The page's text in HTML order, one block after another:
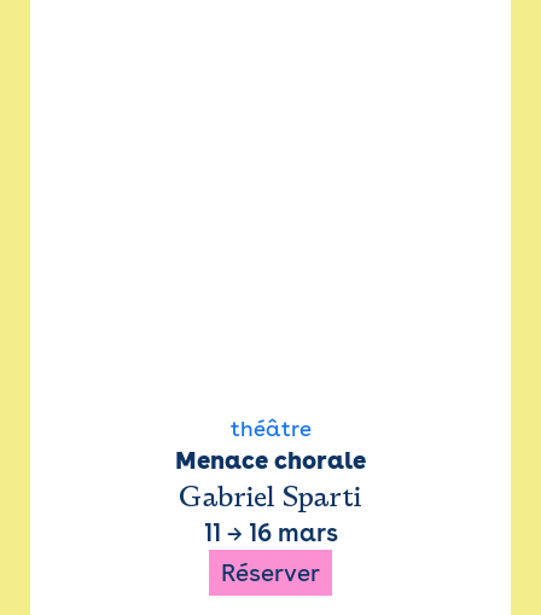
théâtre
Menace chorale
Gabriel Sparti
11 → 16 mars
Réserver